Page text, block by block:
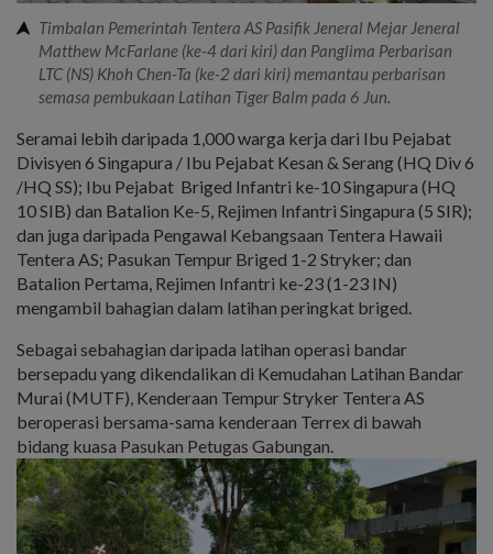
Timbalan Pemerintah Tentera AS Pasifik Jeneral Mejar Jeneral
Matthew McFarlane (ke-4 dari kiri) dan Panglima Perbarisan
LTC (NS) Khoh Chen-Ta (ke-2 dari kiri) memantau perbarisan
semasa pembukaan Latihan Tiger Balm pada 6 Jun.
Seramai lebih daripada 1,000 warga kerja dari Ibu Pejabat
Divisyen 6 Singapura / Ibu Pejabat Kesan & Serang (HQ Div 6
/HQ SS); Ibu Pejabat Briged Infantri ke-10 Singapura (HQ
10 SIB) dan Batalion Ke-5, Rejimen Infantri Singapura (5 SIR);
dan juga daripada Pengawal Kebangsaan Tentera Hawaii
Tentera AS; Pasukan Tempur Briged 1-2 Stryker; dan
Batalion Pertama, Rejimen Infantri ke-23 (1-23 IN)
mengambil bahagian dalam latihan peringkat briged.
Sebagai sebahagian daripada latihan operasi bandar
bersepadu yang dikendalikan di Kemudahan Latihan Bandar
Murai (MUTF), Kenderaan Tempur Stryker Tentera AS
beroperasi bersama-sama kenderaan Terrex di bawah
bidang kuasa Pasukan Petugas Gabungan.